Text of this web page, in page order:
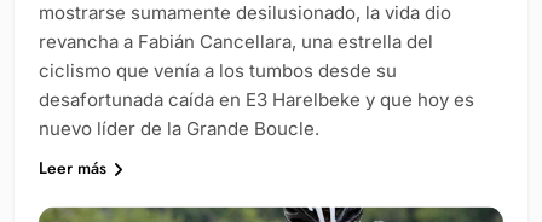
mostrarse sumamente desilusionado, la vida dio
revancha a Fabián Cancellara, una estrella del
ciclismo que venía a los tumbos desde su
desafortunada caída en E3 Harelbeke y que hoy es
nuevo líder de la Grande Boucle.
Leer más